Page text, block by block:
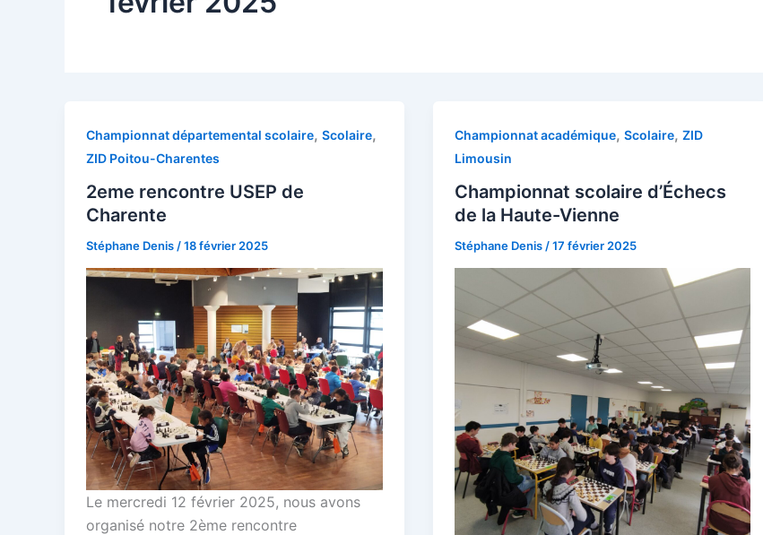
Championnat départemental scolaire, Scolaire,
ZID Poitou-Charentes
2eme rencontre USEP de
Charente
Stéphane Denis/18 février 2025
Le mercredi 12 février 2025, nous avons
organisé notre 2ème rencontre
Championnat académique, Scolaire, ZID
Limousin
Championnat scolaire d’Échecs
de la Haute-Vienne
Stéphane Denis/17 février 2025